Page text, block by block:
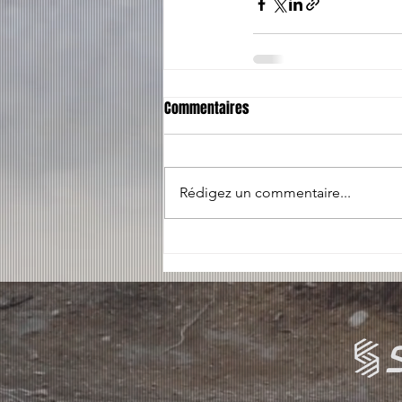
Commentaires
Rédigez un commentaire...